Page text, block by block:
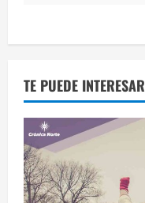
TE PUEDE INTERESAR